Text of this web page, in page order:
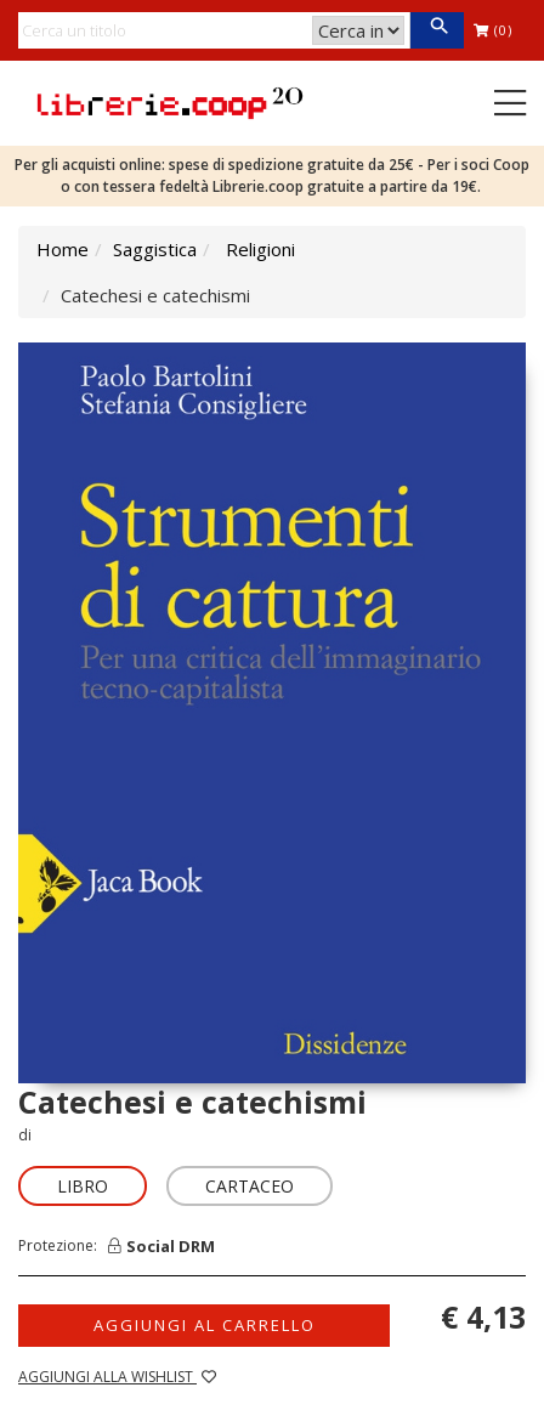
(0)
Per gli acquisti online: spese di spedizione gratuite da 25€ - Per i soci Coop
o con tessera fedeltà Librerie.coop gratuite a partire da 19€.
Home Saggistica
Religioni
Catechesi e catechismi
Catechesi e catechismi
di
LIBRO CARTACEO
Protezione: Social DRM
AGGIUNGI AL CARRELLO
AGGIUNGI ALLA WISHLIST
€ 4,13